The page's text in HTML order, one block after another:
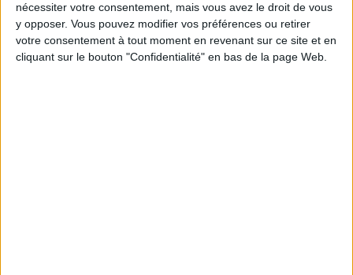
nécessiter votre consentement, mais vous avez le droit de vous
y opposer. Vous pouvez modifier vos préférences ou retirer
votre consentement à tout moment en revenant sur ce site et en
cliquant sur le bouton "Confidentialité" en bas de la page Web.